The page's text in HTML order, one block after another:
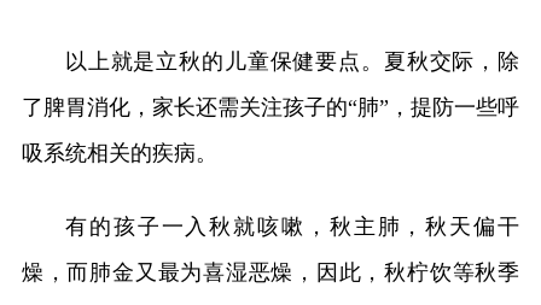
以上就是立秋的儿童保健要点。夏秋交际，除
了脾胃消化，家长还需关注孩子的“肺”，提防一些呼
吸系统相关的疾病。
有的孩子一入秋就咳嗽，秋主肺，秋天偏干
燥，而肺金又最为喜湿恶燥，因此，秋柠饮等秋季